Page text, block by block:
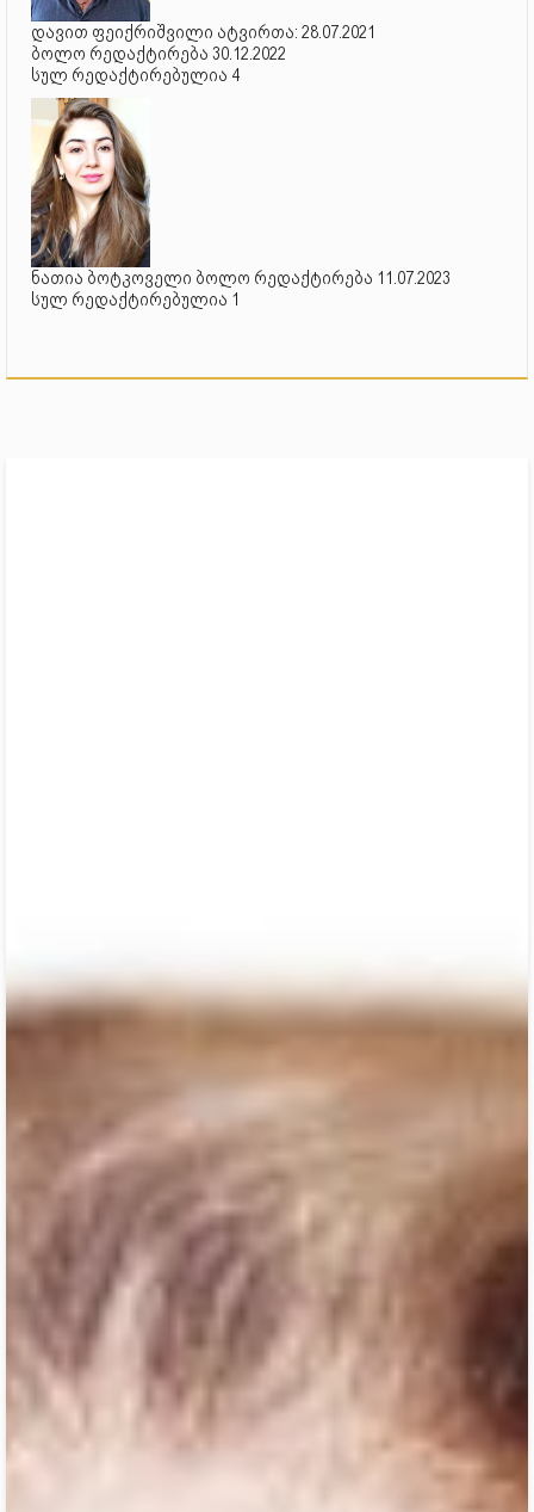
დავით ფეიქრიშვილი ატვირთა: 28.07.2021
ბოლო რედაქტირება 30.12.2022
სულ რედაქტირებულია 4
ნათია ბოტკოველი ბოლო რედაქტირება 11.07.2023
სულ რედაქტირებულია 1